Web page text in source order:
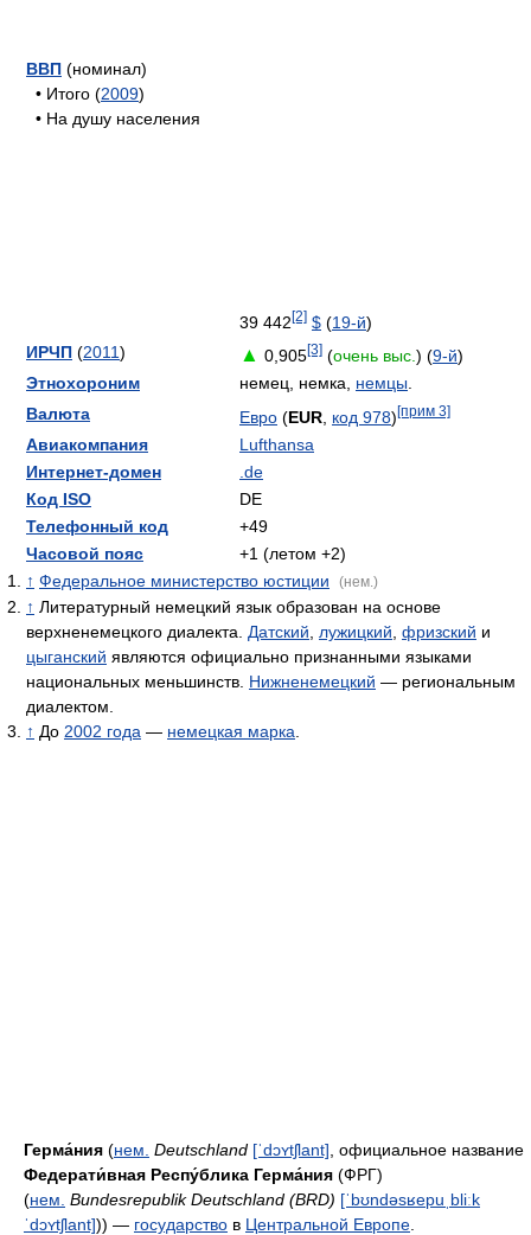
ВВП (номинал)
• Итого (2009)
• На душу населения
39 442[2] $ (19-й)
ИРЧП (2011) ▲ 0,905[3] (очень выс. ) (9-й)
Этнохороним
немец, немка, немцы
Валюта
Евро (EUR код 978)[прим 3]
Авиакомпания
Lufthansa
Интернет-домен
.de
Код ISO
DE
Телефонный код
+49
Часовой пояс
+1 (летом +2)
↑ Федеральное министерство юстиции (нем.)
↑ Литературный немецкий язык образован на основе
верхненемецкого диалекта. Датский лужицкий фризский и
цыганский являются официально признанными языками
национальных меньшинств. Нижненемецкий — региональным
диалектом.
↑ До 2002 года — немецкая марка
Герма́ния (нем. Deutschland [ˈdɔʏtʃlant] , официальное название
Федерати́вная Респу́блика Герма́ния (ФРГ)
(нем. Bundesrepublik Deutschland (BRD) [ˈbʊndəsʁepuˌbliːk
ˈdɔʏtʃlant])) — государство в Центральной Европе